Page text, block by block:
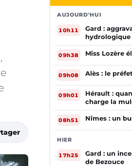
AUJOURD'HUI
10h11
Gard :
hydrologique
09h38 Miss Lozère
09h08 Alès : le
09h01
Hérault :
charge la
08h51 Nîmes : un
HIER
17h25
Gard : un
de Bezouce